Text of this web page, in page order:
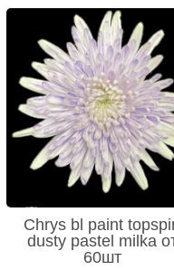
Chrys bl paint
dusty pastel milka
60шт